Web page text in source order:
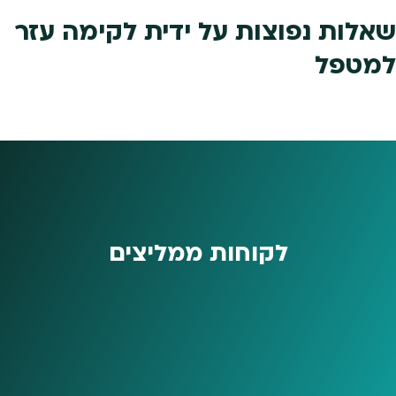
שאלות נפוצות על ידית לקימה עזר
למטפל
לקוחות ממליצים